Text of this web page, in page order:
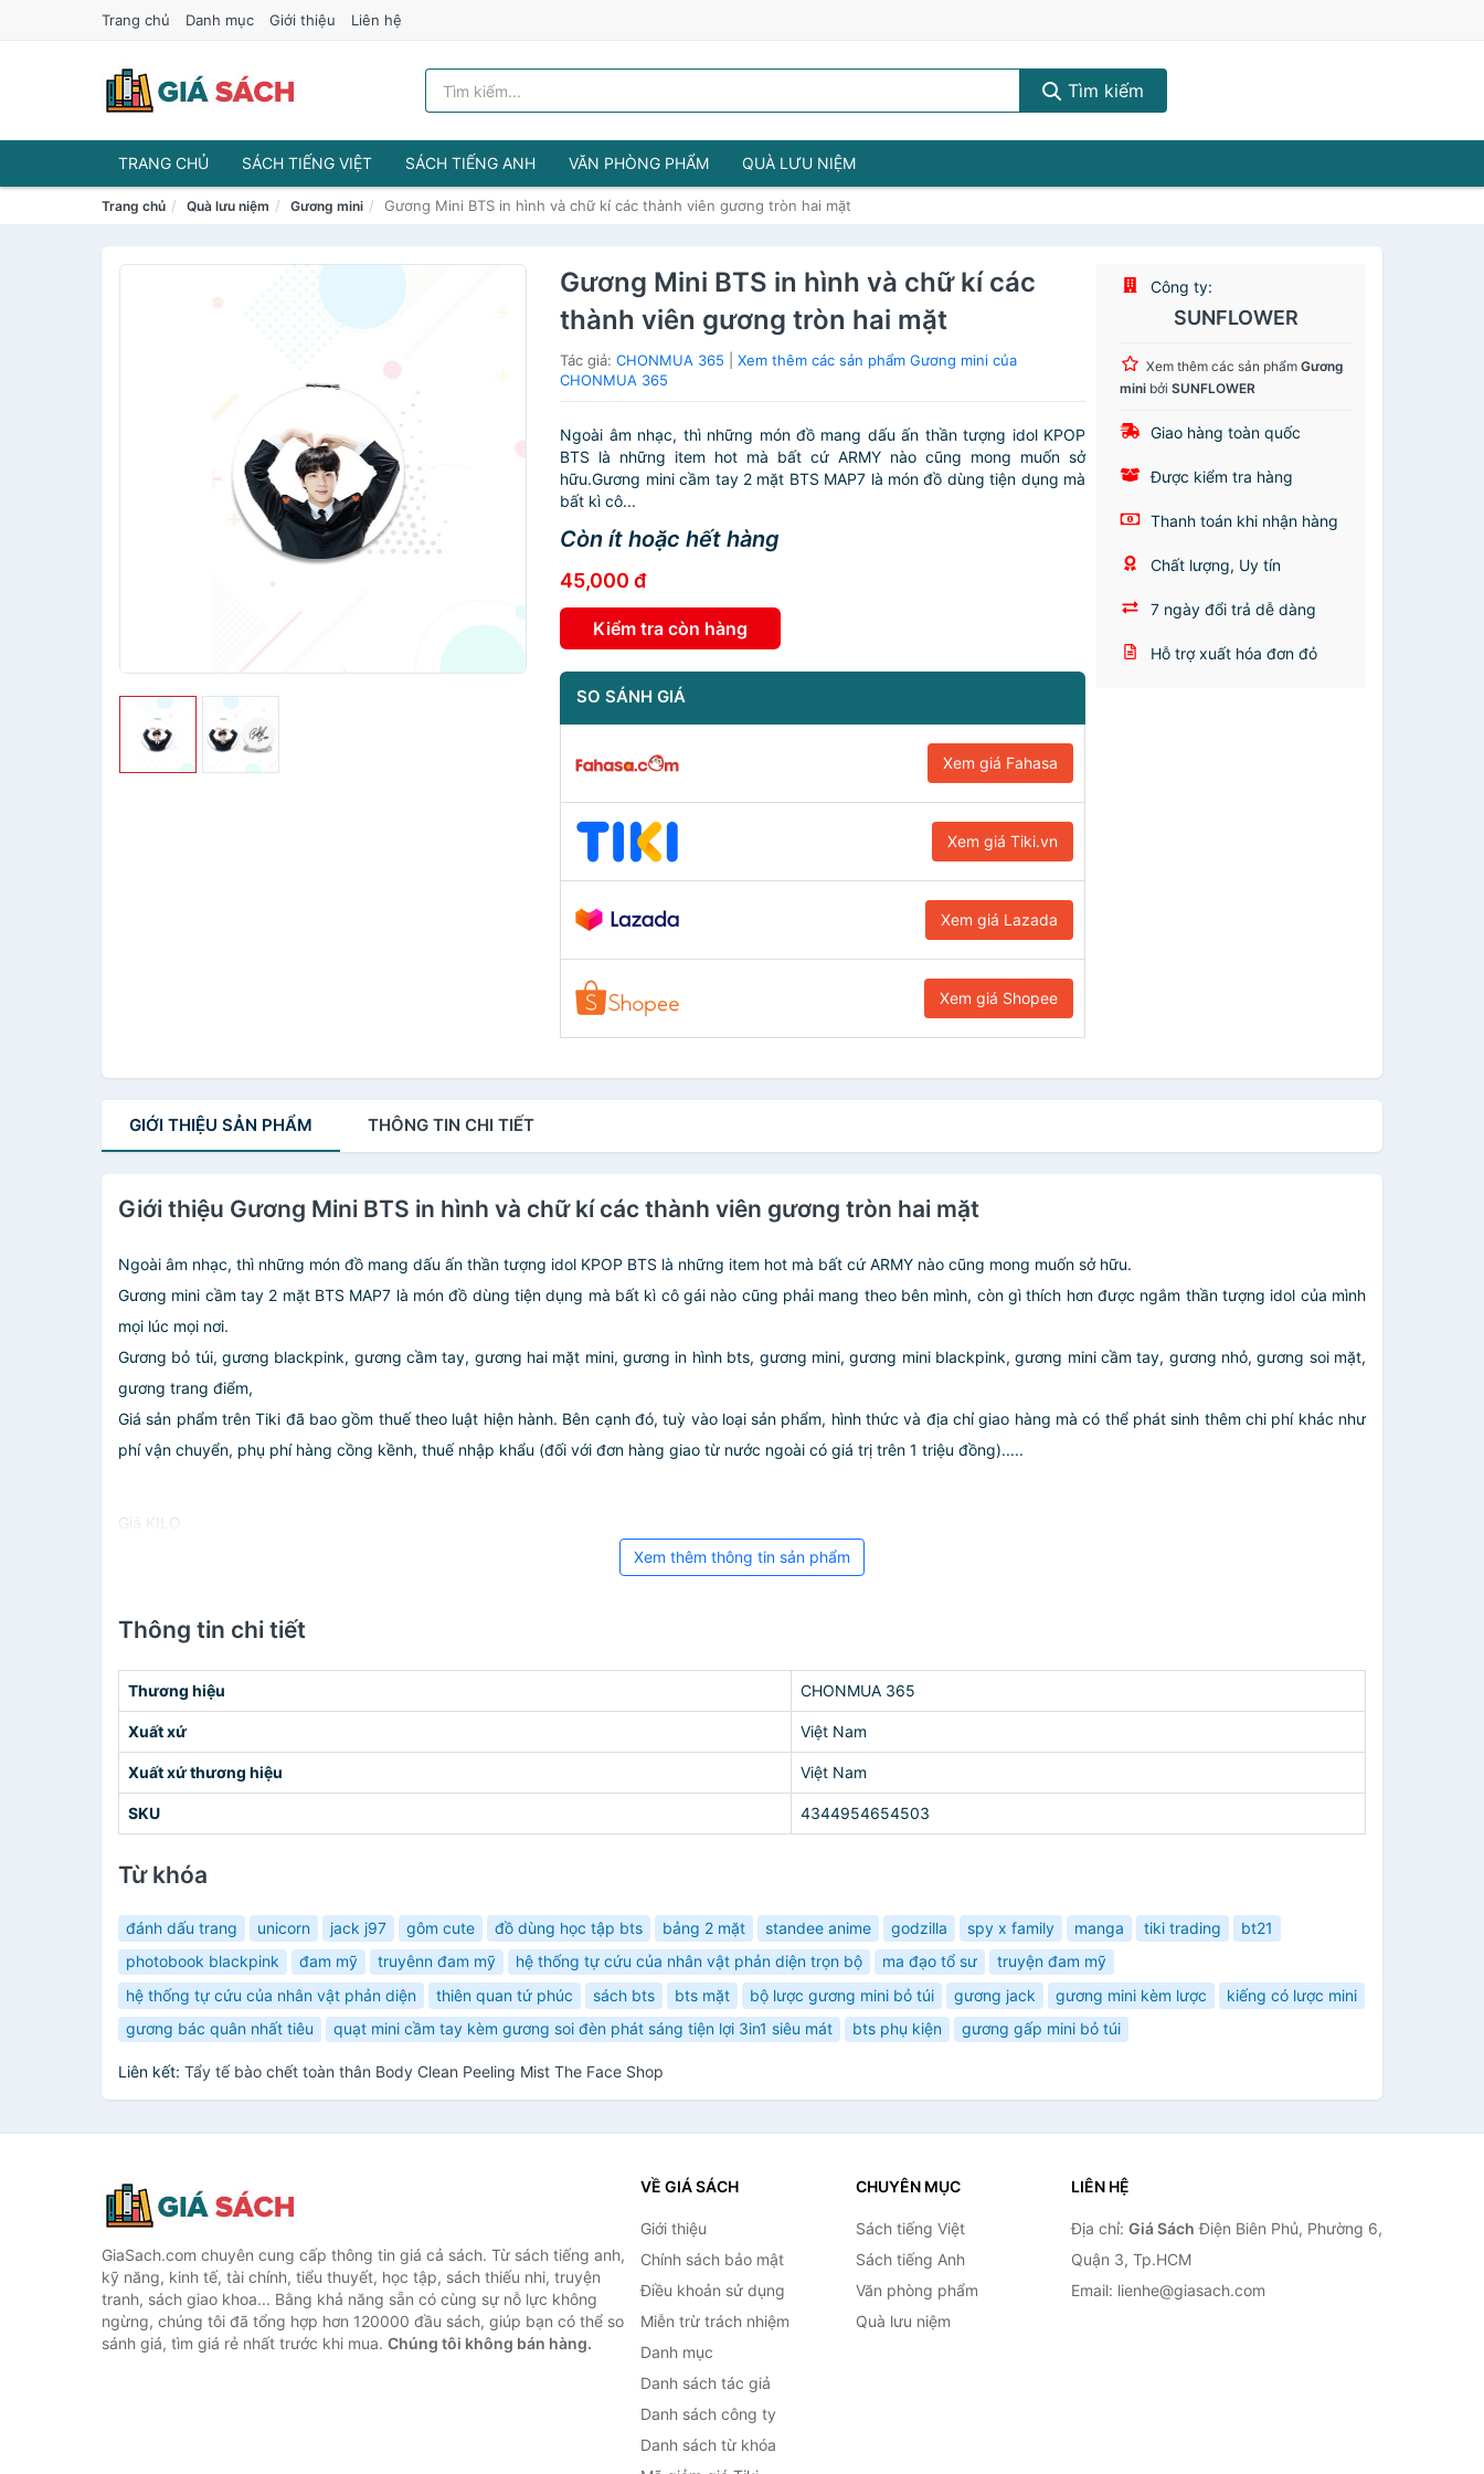
Trang chủ Danh mục Giới thiệu Liên hệ
Tìm kiếm
TRANG CHỦ SÁCH TIẾNG VIỆT SÁCH TIẾNG ANH VĂN PHÒNG PHẨM QUÀ LƯU NIỆM
Trang chủ Quà lưu niệm Gương mini Gương Mini BTS in hình và chữ kí các thành viên gương tròn hai mặt
Gương Mini BTS in hình và chữ kí các
thành viên gương tròn hai mặt
Tác giả:CHONMUA 365 |Xem thêm các sản phẩm Gương mini của
CHONMUA 365
Ngoài âm nhạc, thì những món đồ mang dấu ấn thần tượng idol KPOP
BTS là những item hot mà bất cứ ARMY nào cũng mong muốn sở
hữu.Gương mini cầm tay 2 mặt BTS MAP7 là món đồ dùng tiện dụng mà
bất kì cô...
Còn ít hoặc hết hàng
45,000 đ
Kiểm tra còn hàng
SO SÁNH GIÁ
Xem giá Fahasa
Xem giá Tiki.vn
Xem giá Lazada
Xem giá Shopee
Công ty:
SUNFLOWER
Xem thêm các sản phẩmGương
mini bởiSUNFLOWER
Giao hàng toàn quốc
Được kiểm tra hàng
Thanh toán khi nhận hàng
Chất lượng, Uy tín
7 ngày đổi trả dễ dàng
Hỗ trợ xuất hóa đơn đỏ
GIỚI THIỆU SẢN PHẨM THÔNG TIN CHI TIẾT
Giới thiệu Gương Mini BTS in hình và chữ kí các thành viên gương tròn hai mặt
Ngoài âm nhạc, thì những món đồ mang dấu ấn thần tượng idol KPOP BTS là những item hot mà bất cứ ARMY nào cũng mong muốn sở hữu.
Gương mini cầm tay 2 mặt BTS MAP7 là món đồ dùng tiện dụng mà bất kì cô gái nào cũng phải mang theo bên mình, còn gì thích hơn được ngắm thần tượng idol của mình
mọi lúc mọi nơi.
Gương bỏ túi, gương blackpink, gương cầm tay, gương hai mặt mini, gương in hình bts, gương mini, gương mini blackpink, gương mini cầm tay, gương nhỏ, gương soi mặt,
gương trang điểm,
Giá sản phẩm trên Tiki đã bao gồm thuế theo luật hiện hành. Bên cạnh đó, tuỳ vào loại sản phẩm, hình thức và địa chỉ giao hàng mà có thể phát sinh thêm chi phí khác như
phí vận chuyển, phụ phí hàng cồng kềnh, thuế nhập khẩu (đối với đơn hàng giao từ nước ngoài có giá trị trên 1 triệu đồng).....
Giá KILO
Xem thêm thông tin sản phẩm
Thông tin chi tiết
Thương hiệu CHONMUA 365
Xuất xứ Việt Nam
Xuất xứ thương hiệu Việt Nam
SKU 4344954654503
Từ khóa
đánh dấu trang unicorn jack j97 gôm cute đồ dùng học tập bts bảng 2 mặt standee anime godzilla spy x family manga tiki trading
bt21
photobook blackpink
đam mỹ truyênn đam mỹ hệ thống tự cứu của nhân vật phản diện trọn bộ ma đạo tổ sư
truyện đam mỹ
hệ thống tự cứu của nhân vật phản diện
thiên quan tứ phúc sách bts bts mặt bộ lược gương mini bỏ túi gương jack gương mini kèm lược
kiếng có lược mini
gương bác quân nhất tiêu
quạt mini cầm tay kèm gương soi đèn phát sáng tiện lợi 3in1 siêu mát bts phụ kiện gương gấp mini bỏ túi
Liên kết: Tẩy tế bào chết toàn thân Body Clean Peeling Mist The Face Shop
GiaSach.com chuyên cung cấp thông tin giá cả sách. Từ sách tiếng anh,
kỹ năng, kinh tế, tài chính, tiểu thuyết, học tập, sách thiếu nhi, truyện
tranh, sách giao khoa... Bằng khả năng sẵn có cùng sự nỗ lực không
ngừng, chúng tôi đã tổng hợp hơn 120000 đầu sách, giúp bạn có thể so
sánh giá, tìm giá rẻ nhất trước khi mua. Chúng tôi không bán hàng.
VỀ GIÁ SÁCH
Giới thiệu
Chính sách bảo mật
Điều khoản sử dụng
Miễn trừ trách nhiệm
Danh mục
Danh sách tác giả
Danh sách công ty
Danh sách từ khóa
CHUYÊN MỤC
Sách tiếng Việt
Sách tiếng Anh
Văn phòng phẩm
Quà lưu niệm
LIÊN HỆ
Địa chỉ: Giá Sách Điện Biên Phủ, Phường 6,
Quận 3, Tp.HCM
Email: lienhe@giasach.com